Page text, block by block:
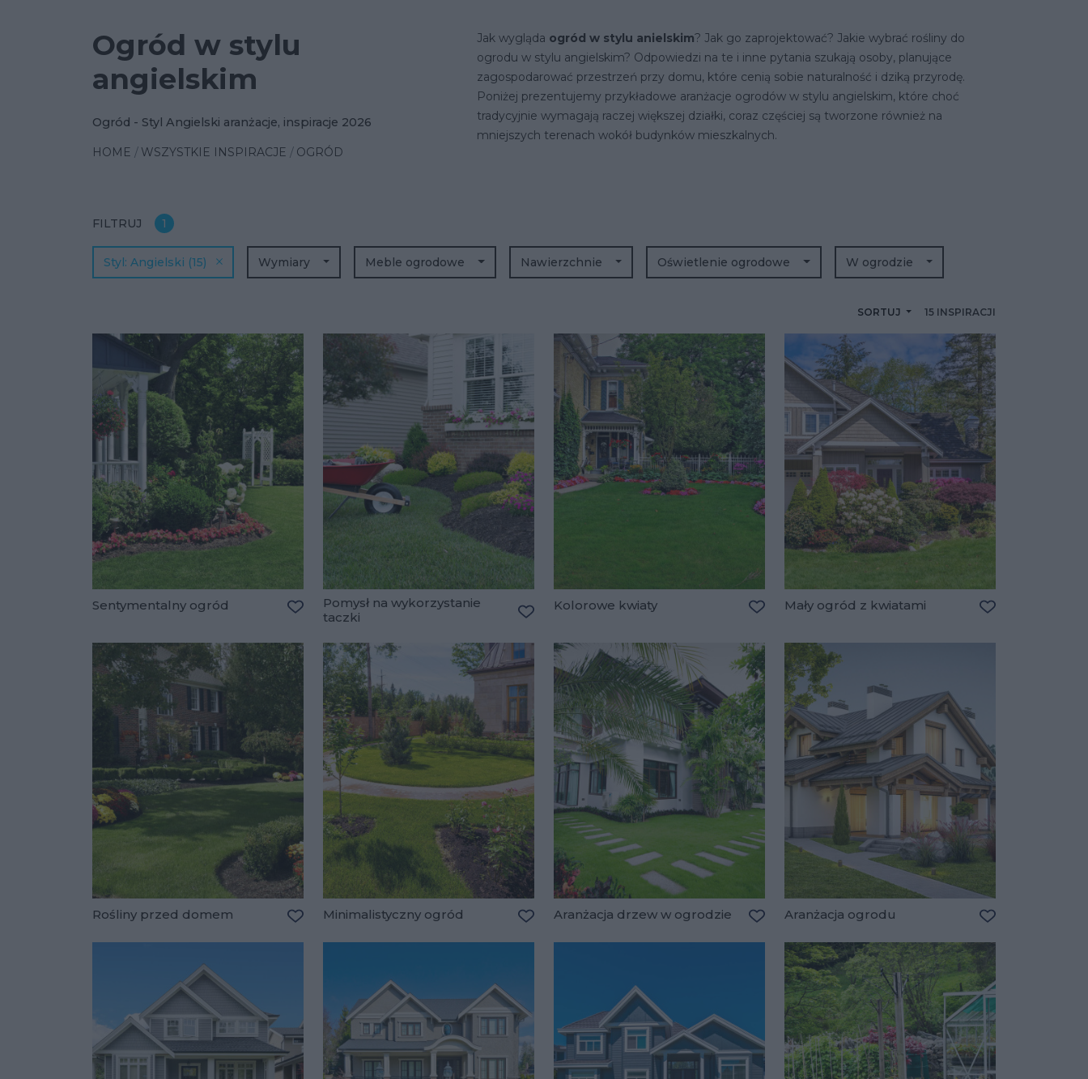
Ogród w stylu
angielskim
Ogród - Styl Angielski aranżacje, inspiracje 2026
HOME WSZYSTKIE INSPIRACJE OGRÓD
Jak wygląda ogród w stylu anielskim? Jak go zaprojektować? Jakie wybrać rośliny do
ogrodu w stylu angielskim? Odpowiedzi na te i inne pytania szukają osoby, planujące
zagospodarować przestrzeń przy domu, które cenią sobie naturalność i dziką przyrodę.
Poniżej prezentujemy przykładowe aranżacje ogrodów w stylu angielskim, które choć
tradycyjnie wymagają raczej większej działki, coraz częściej są tworzone również na
mniejszych terenach wokół budynków mieszkalnych.
FILTRUJ 1
SORTUJ 15 INSPIRACJI
Angielski (15)
Styl Wymiary Meble ogrodowe Nawierzchnie Oświetlenie ogrodowe W ogrodzie
Sentymentalny ogród
Dodaj do ulubionych
Pomysł na wykorzystanie
taczki
Kolorowe kwiaty Mały ogród z kwiatami
Rośliny przed domem Minimalistyczny ogród Aranżacja drzew w ogrodzie Aranżacja ogrodu